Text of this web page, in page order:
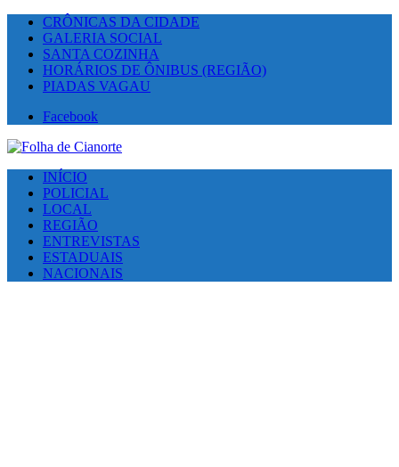
CRÔNICAS DA CIDADE
GALERIA SOCIAL
SANTA COZINHA
HORÁRIOS DE ÔNIBUS (REGIÃO)
PIADAS VAGAU
Facebook
INÍCIO
POLICIAL
LOCAL
REGIÃO
ENTREVISTAS
ESTADUAIS
NACIONAIS